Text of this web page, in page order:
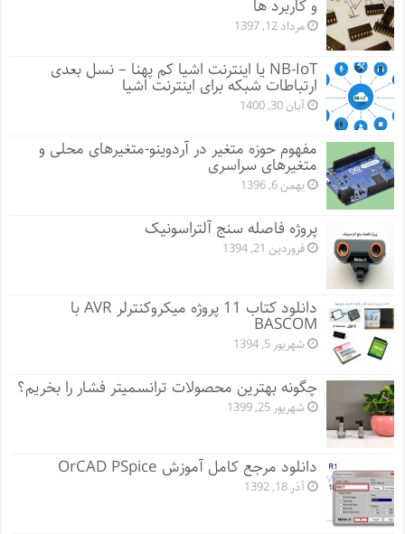
و کاربرد ها
مرداد 12, 1397
NB-IoT یا اینترنت اشیا کم پهنا – نسل بعدی
ارتباطات شبکه برای اینترنت اشیا
آبان 30, 1400
مفهوم حوزه متغیر در آردوینو-متغیرهای محلی و
متغیرهای سراسری
بهمن 6, 1396
پروژه فاصله سنج آلتراسونیک
فروردین 21, 1394
دانلود کتاب 11 پروژه میکروکنترلر AVR با
BASCOM
شهریور 5, 1394
چگونه بهترین محصولات ترانسمیتر فشار را بخریم؟
شهریور 25, 1399
دانلود مرجع کامل آموزش OrCAD PSpice
آذر 18, 1392